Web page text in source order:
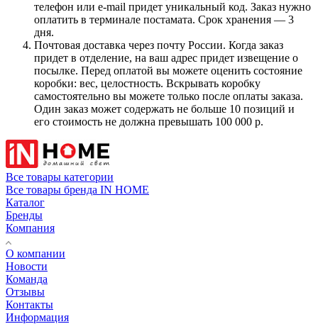
телефон или e-mail придет уникальный код. Заказ нужно
оплатить в терминале постамата. Срок хранения — 3
дня.
Почтовая доставка через почту России. Когда заказ
придет в отделение, на ваш адрес придет извещение о
посылке. Перед оплатой вы можете оценить состояние
коробки: вес, целостность. Вскрывать коробку
самостоятельно вы можете только после оплаты заказа.
Один заказ может содержать не больше 10 позиций и
его стоимость не должна превышать 100 000 р.
Все товары категории
Все товары бренда IN HOME
Каталог
Бренды
Компания
О компании
Новости
Команда
Отзывы
Контакты
Информация